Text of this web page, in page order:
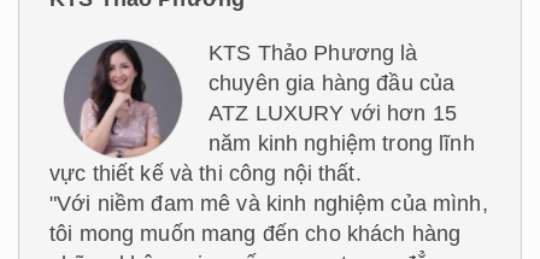
KTS Thảo Phương là
chuyên gia hàng đầu của
ATZ LUXURY với hơn 15
năm kinh nghiệm trong lĩnh
vực thiết kế và thi công nội thất.
"Với niềm đam mê và kinh nghiệm của mình,
tôi mong muốn mang đến cho khách hàng